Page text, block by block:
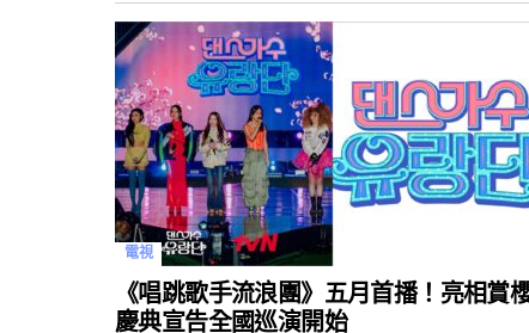
電視
《唱跳歌手流浪團》五月首播！亮相賞
慶典宣告全國巡演開始